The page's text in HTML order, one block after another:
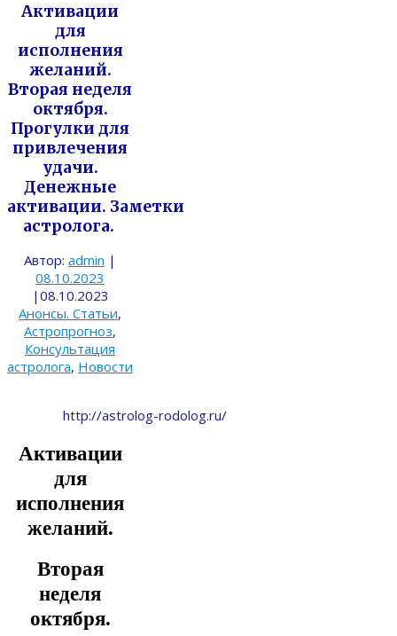
Активации
для
исполнения
желаний.
Вторая неделя
октября.
Прогулки для
привлечения
удачи.
Денежные
активации. Заметки
астролога.
Автор: admin |
08.10.2023
| 08.10.2023
Анонсы. Статьи,
Астропрогноз,
Консультация
астролога, Новости
http://astrolog-rodolog.ru/
Активации
для
исполнения
желаний.
Вторая
неделя
октября.